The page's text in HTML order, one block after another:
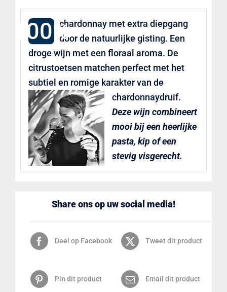
100%chardonnay met extra diepgang
door de natuurlijke gisting. Een
droge wijn met een floraal aroma. De
citrustoetsen matchen perfect met het
subtiel en romige karakter van de
chardonnaydruif.
Deze wijn combineert
mooi bij een heerlijke
pasta, kip of een
stevig visgerecht.
Deel op Facebook Tweet dit product
Pin dit product Email dit product
Share ons op uw social media!